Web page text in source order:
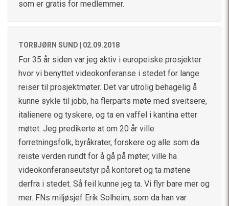
som er gratis for medlemmer.
TORBJØRN SUND | 02.09.2018
For 35 år siden var jeg aktiv i europeiske prosjekter
hvor vi benyttet videokonferanse i stedet for lange
reiser til prosjektmøter. Det var utrolig behagelig å
kunne sykle til jobb, ha flerparts møte med sveitsere,
italienere og tyskere, og ta en vaffel i kantina etter
møtet. Jeg predikerte at om 20 år ville
forretningsfolk, byråkrater, forskere og alle som da
reiste verden rundt for å gå på møter, ville ha
videokonferanseutstyr på kontoret og ta møtene
derfra i stedet. Så feil kunne jeg ta. Vi flyr bare mer og
mer. FNs miljøsjef Erik Solheim, som da han var